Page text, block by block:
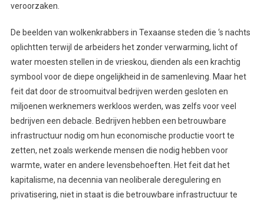
veroorzaken.
De beelden van wolkenkrabbers in Texaanse steden die ‘s nachts
oplichtten terwijl de arbeiders het zonder verwarming, licht of
water moesten stellen in de vrieskou, dienden als een krachtig
symbool voor de diepe ongelijkheid in de samenleving. Maar het
feit dat door de stroomuitval bedrijven werden gesloten en
miljoenen werknemers werkloos werden, was zelfs voor veel
bedrijven een debacle. Bedrijven hebben een betrouwbare
infrastructuur nodig om hun economische productie voort te
zetten, net zoals werkende mensen die nodig hebben voor
warmte, water en andere levensbehoeften. Het feit dat het
kapitalisme, na decennia van neoliberale deregulering en
privatisering, niet in staat is die betrouwbare infrastructuur te